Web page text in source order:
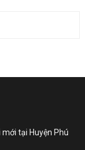
tại Huyện Phú